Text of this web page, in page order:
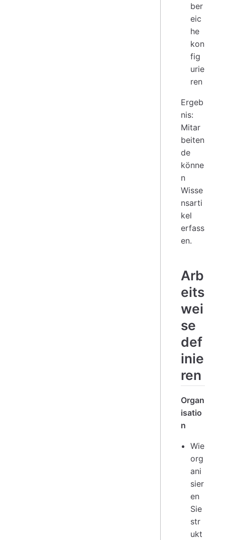
ber
eic
he
kon
fig
urie
ren
Ergeb
nis:
Mitar
beiten
de
könne
n
Wisse
nsarti
kel
erfass
en.
Arb
eits
wei
se
def
inie
ren
Organ
isatio
n
Wie
org
ani
sier
en
Sie
str
ukt